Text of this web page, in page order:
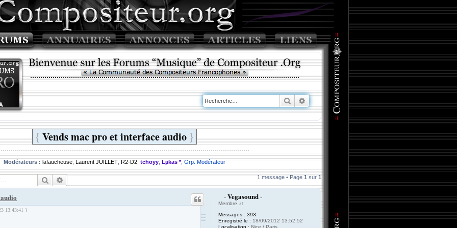
RechercherRecherche avancée
{ Vends mac pro et interface audio }
Modérateurs : lafaucheuse,Laurent JUILLET,R2-D2,tchoyy,Lµkas *,Grp. Modérateur
Rechercher 1 message • Page1sur1
-Vegasound-
Membre ♪♪
Messages : 393
Enregistré le : 18/09/2012 13:52:52
Localisation : Nice / Paris
13:43:41 }